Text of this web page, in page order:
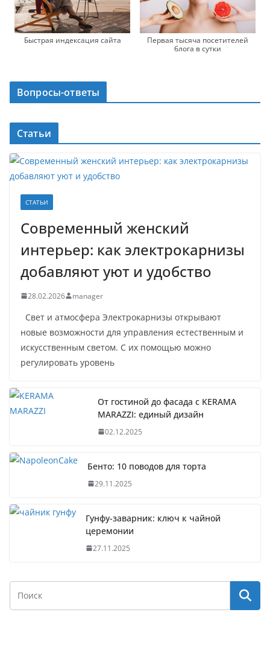
Быстрая индексация сайта
Первая тысяча посетителей
блога в сутки
Вопросы-ответы
Статьи
СТАТЬИ
Современный женский
интерьер: как электрокарнизы
добавляют уют и удобство
28.02.2026 manager
Свет и атмосфера Электрокарнизы открывают
новые возможности для управления естественным и
искусственным светом. С их помощью можно
регулировать уровень
От гостиной до фасада с KERAMA
MARAZZI: единый дизайн
02.12.2025
Бенто: 10 поводов для торта
29.11.2025
Гунфу-заварник: ключ к чайной
церемонии
27.11.2025